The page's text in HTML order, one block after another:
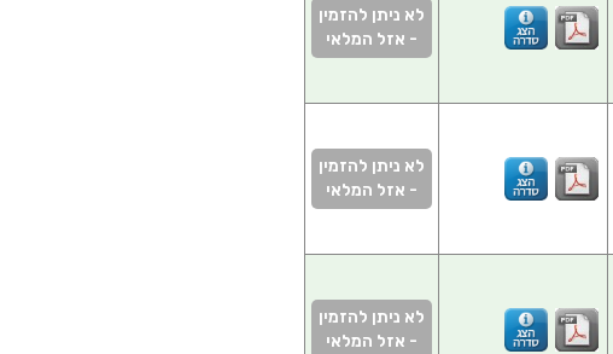
לא ניתן להזמין
- אזל המלאי
לא ניתן להזמין
- אזל המלאי
לא ניתן להזמין
- אזל המלאי